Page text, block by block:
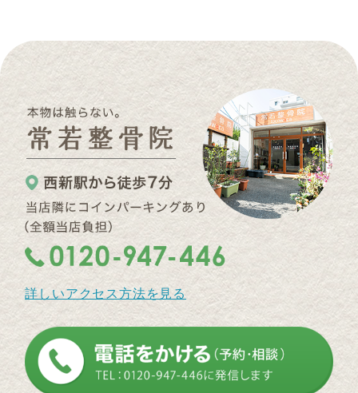
詳しいアクセス方法を見る